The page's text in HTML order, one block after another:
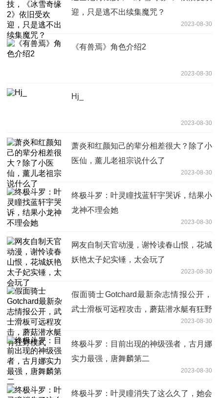
迎，只是逃不出续集魔咒？
2023-08-30
《有兽焉》角色介绍2
2023-08-30
Hj_
2023-08-30
萧炎和红颜知己的辈分相差很大？除了小
医仙，薰儿老祖宗说什么了
2023-08-30
终极斗罗：叶灵瞳找蓝轩宇哭诉，结果小
龙神不理会她
2023-08-30
网友自制天官动漫，谢怜读春山恨，花城
妖艳太子妃实锤，太会玩了
2023-08-30
假面骑士Gotchard最新杂志情报公开，
武士滑板可远程攻击，蘑菇潜水艇有狂野
2023-08-30
终极斗罗：目前出现的神级强者，古月娜
实力最强，唐舞麟第二
2023-08-30
终极斗罗：叶灵瞳消失了这么久了，她会